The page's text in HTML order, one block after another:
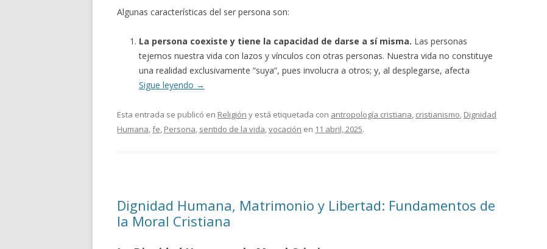
Algunas características del ser persona son:
La persona coexiste y tiene la capacidad de darse a sí misma. Las personas
tejemos nuestra vida con lazos y vínculos con otras personas. Nuestra vida no constituye
una realidad exclusivamente “suya”, pues involucra a otros; y, al desplegarse, afecta
Sigue leyendo →
Esta entrada se publicó en Religión y está etiquetada con antropología cristiana, cristianismo, Dignidad
Humana,fe, Persona, sentido de la vida,vocación en 11 abril, 2025.
Dignidad Humana, Matrimonio y Libertad: Fundamentos de
la Moral Cristiana